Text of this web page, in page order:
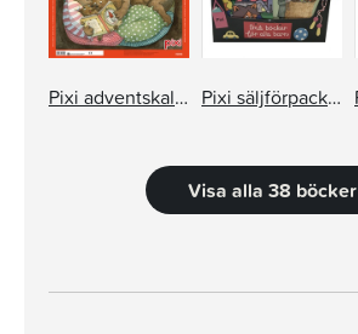
Pixi adventskalender – Maria Nilsson Thore Pixi säljförpackning serie 248
Visa alla 38 böcker